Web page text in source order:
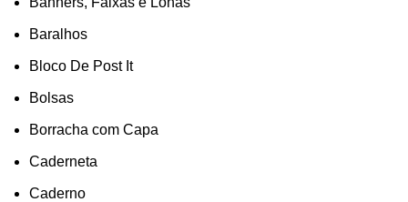
Baralhos
Bloco De Post It
Bolsas
Borracha com Capa
Caderneta
Caderno